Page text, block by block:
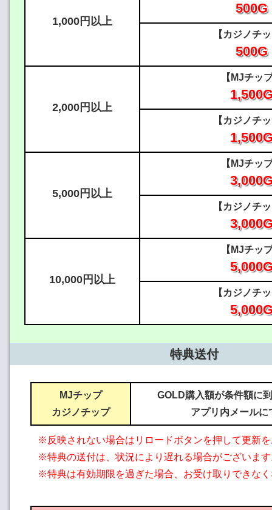
1,000円以上
500G
【カジノチ
500G
2,000円以上
【MJチッ
【カジノチ
5,000円以上
【MJチッ
【カジノチ
10,000円以上
【MJチッ
【カジノチ
特典送付
MJチップ
カジノチップ
GOLD購入額が条件額に
アプリ内メールに
※反映されない場合はリロードボタンを押して更新
※特典の送付は、状況により遅れる場合がございま
※特典は有効期限を過ぎた場合、お受け取りできな